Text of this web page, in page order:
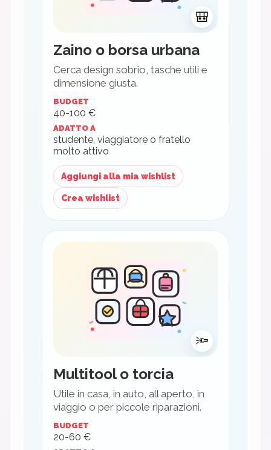
🎒
Zaino o borsa urbana
Cerca design sobrio, tasche utili e
dimensione giusta.
BUDGET
40-100 €
ADATTO A
studente, viaggiatore o fratello
molto attivo
Aggiungi alla mia wishlist
Crea wishlist
🔦
Multitool o torcia
Utile in casa, in auto, all aperto, in
viaggio o per piccole riparazioni.
BUDGET
20-60 €